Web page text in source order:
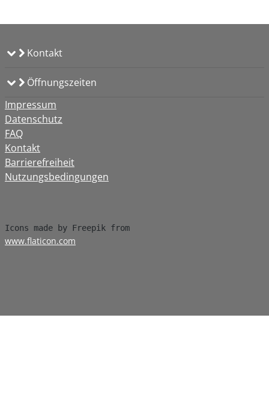
Kontakt
Öffnungszeiten
Impressum
Datenschutz
FAQ
Kontakt
Barrierefreiheit
Nutzungsbedingungen
www.flaticon.com